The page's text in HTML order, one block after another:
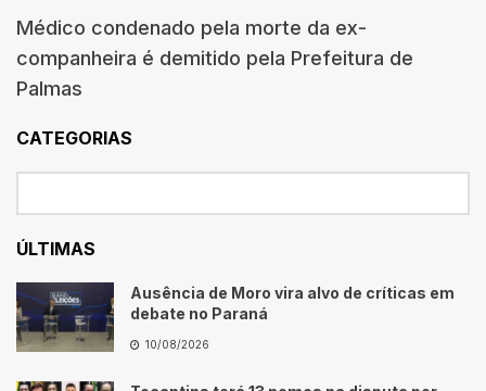
Médico condenado pela morte da ex-
companheira é demitido pela Prefeitura de
Palmas
CATEGORIAS
ÚLTIMAS
Ausência de Moro vira alvo de críticas em
debate no Paraná
10/08/2026